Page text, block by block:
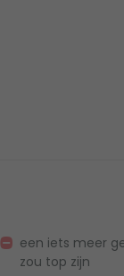
een iets meer
zou top zijn